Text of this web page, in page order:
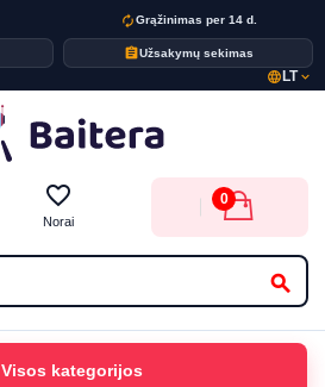
autorenewGrąžinimas per 14 d.
assignmentUžsakymų sekimas
language LTexpand_more
search
favorite_border
Norai
0
Visos kategorijos